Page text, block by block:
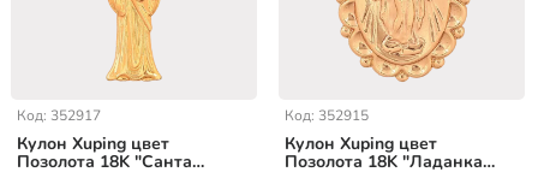
Код: 352917
Кулон Xuping цвет
Позолота 18K "Санта
Код: 352915
Кулон Xuping цвет
Позолота 18K "Ладанка